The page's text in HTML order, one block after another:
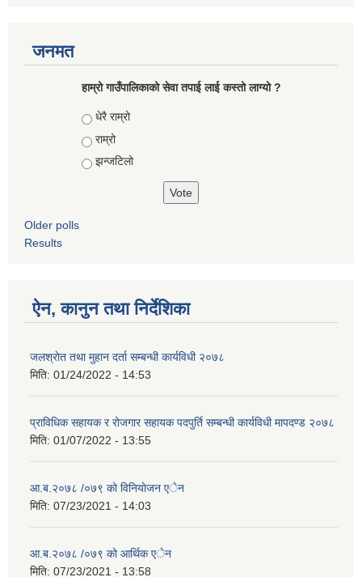
जनमत
हाम्रो गाउँपालिकाको सेवा तपाई लाई कस्तो लाग्यो ?
Choices
धेरै राम्रो
राम्रो
झन्जटिलो
Older polls
Results
ऐन, कानुन तथा निर्देशिका
जलश्राेत तथा मुहान दर्ता सम्बन्धी कार्यविधी २०७८
मिति: 01/24/2022 - 14:53
प्राविधिक सहायक र रोजगार सहायक पदपुर्ति सम्बन्धी कार्यविधी मापदण्ड २०७८
मिति: 01/07/2022 - 13:55
आ.ब.२०७८ /०७९ को विनियाेजन एेन
मिति: 07/23/2021 - 14:03
आ.ब.२०७८ /०७९ को आर्थिक ‌‌एेन
मिति: 07/23/2021 - 13:58